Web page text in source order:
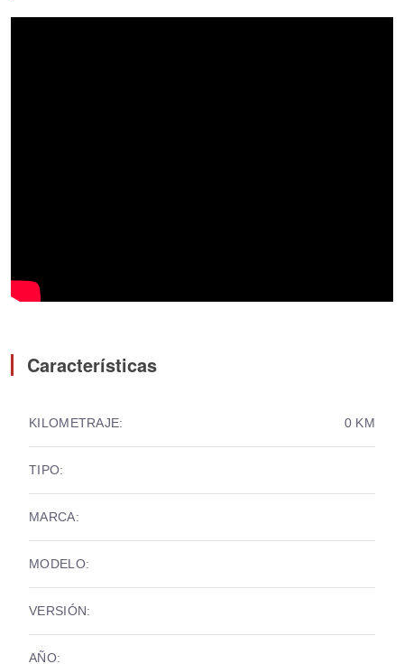
Características
KILOMETRAJE: 0 KM
TIPO:
MARCA:
MODELO:
VERSIÓN:
AÑO: